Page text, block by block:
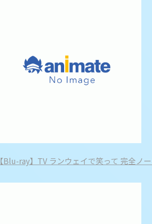
【Blu-ray】TV ランウェイで笑って 完全ノ